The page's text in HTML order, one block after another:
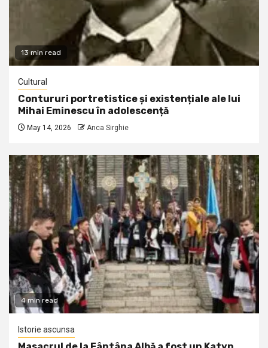
13 min read
Cultural
Contururi portretistice și existențiale ale lui
Mihai Eminescu în adolescență
May 14, 2026 Anca Sirghie
4 min read
Istorie ascunsa